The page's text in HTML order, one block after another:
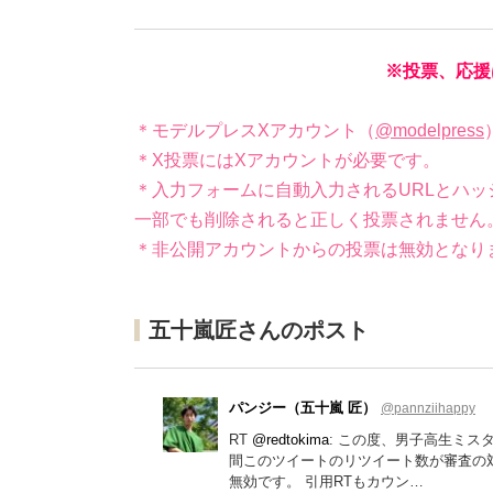
※投票、応援
＊モデルプレスXアカウント（@modelpress
＊X投票にはXアカウントが必要です。
＊入力フォームに自動入力されるURLとハッ
一部でも削除されると正しく投票されません
＊非公開アカウントからの投票は無効となり
五十嵐匠さんのポスト
パンジー（五十嵐 匠） @pannziihappy
RT @redtokima: この度、男子高生ミス
間このツイートのリツイート数が審査
無効です。 引用RTもカウン…